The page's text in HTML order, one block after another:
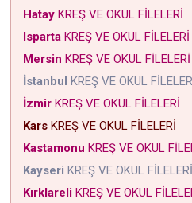
Hatay KREŞ VE OKUL FİLELERİ
Isparta KREŞ VE OKUL FİLELERİ
Mersin KREŞ VE OKUL FİLELERİ
İstanbul KREŞ VE OKUL
İzmir KREŞ VE OKUL FİLELERİ
Kars KREŞ VE OKUL FİLELERİ
Kastamonu KREŞ VE OKUL
Kayseri KREŞ VE OKUL FİLELERİ
Kırklareli KREŞ VE OKUL